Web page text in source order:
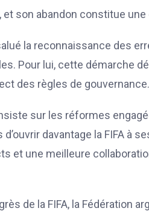
son abandon constitue
la reconnaissance des
Pour lui, cette démarche
des règles de gouvernance.
sur les réformes
d’ouvrir davantage la FIFA
et une meilleure
de la FIFA, la Fédération